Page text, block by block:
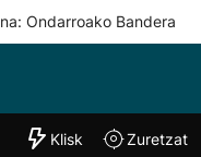
Ondarroako Bandera
"Helmuga"
Klisk Zuretzat